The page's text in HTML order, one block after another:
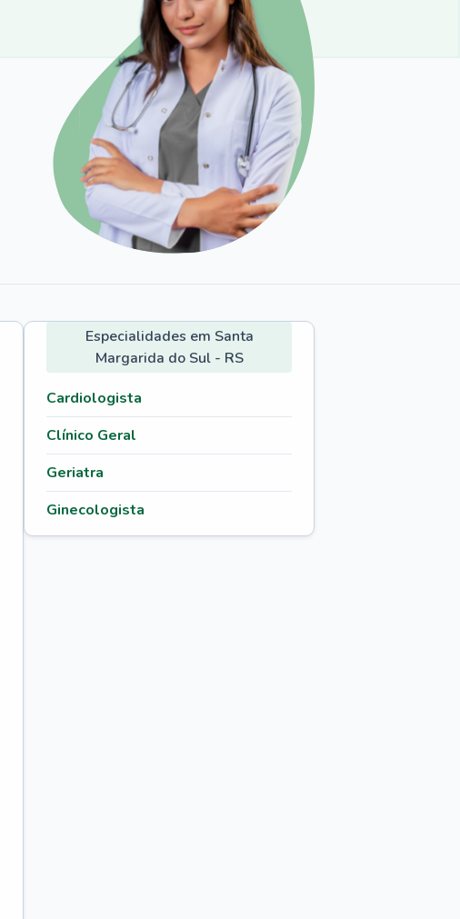
Especialidades em Santa
Margarida do Sul - RS
Cardiologista
Clínico Geral
Geriatra
Ginecologista